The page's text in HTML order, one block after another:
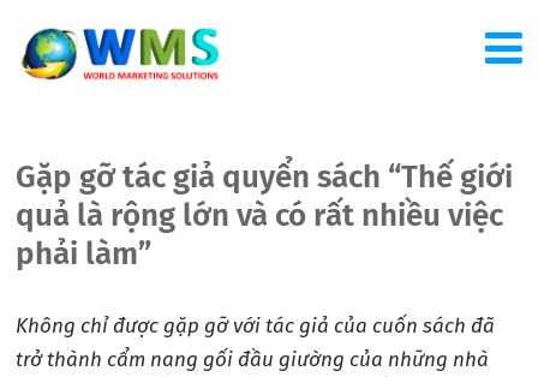
Gặp gỡ tác giả quyển sách “Thế giới
quả là rộng lớn và có rất nhiều việc
phải làm”
Không chỉ được gặp gỡ với tác giả của cuốn sách đã
trở thành cẩm nang gối đầu giường của những nhà